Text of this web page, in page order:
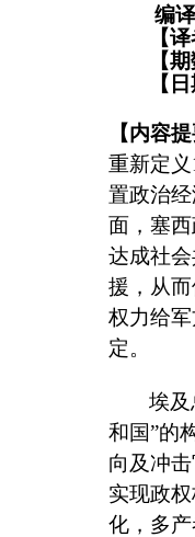
编
【
【
【日
【内容提
重新定义
置政治
面，塞
达成社
援，从
权力给
定。
埃及
和国”的
向及冲
实现政
化，多